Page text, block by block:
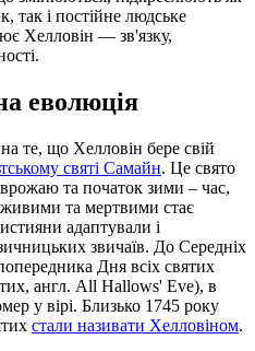
так і постійне людське
Хелловін — зв'язку,
еволюція
те, що Хелловін бере свій
святі Самайн. Це свято
та початок зими – час,
та мертвими стає
адаптували і
звичаїв. До Середніх
Дня всіх святих
англ. All Hallows' Eve), в
у вірі. Близько 1745 року
стали називати Хелловіном.